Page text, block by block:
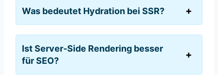
Was bedeutet Hydration bei SSR?
Ist Server-Side Rendering besser
für SEO?